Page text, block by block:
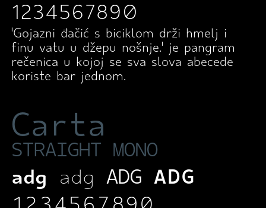
1234567890
'Gojazni đačić s biciklom drži hmelj i
finu vatu u džepu nošnje.' je pangram
rečenica u kojoj se sva slova abecede
koriste bar jednom.
Carta
STRAIGHT MONO
adg adgADGADG